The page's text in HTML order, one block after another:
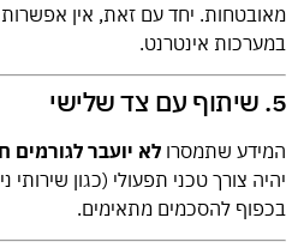
מאובטחות. יחד עם זאת, אין
במערכות אינטרנט.
5. שיתוף עם צד שלישי
המידע שתמסרו לא יועבר לגורמים
יהיה צורך טכני תפעולי (כגון שירותי
בכפוף להסכמים מתאימים.